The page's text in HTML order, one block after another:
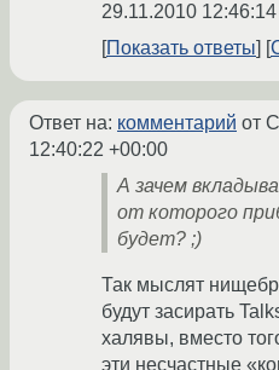
29.11.2010
Показать ответы
Ответ на: комментарий от
12:40:22 +00:00
А зачем
от которого
будет? ;)
Так мыслят
будут засирать
халявы, вместо
эти несчастные